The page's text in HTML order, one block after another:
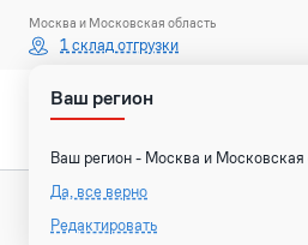
Москва и Московская область
1 склад отгрузки
Ваш регион
Ваш регион - Москва и Московская
Да, все верно
Редактировать
Назад